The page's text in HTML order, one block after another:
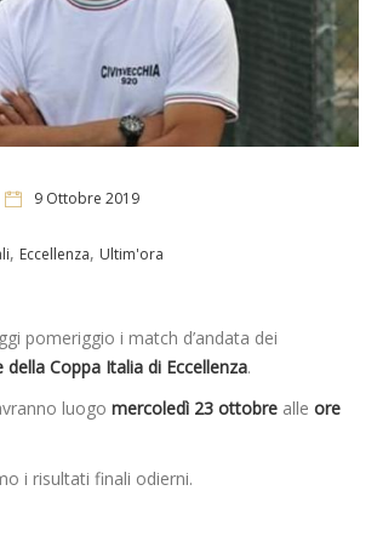
9 Ottobre 2019
, Eccellenza, Ultim'ora
pomeriggio i match d’andata dei
della Coppa Italia di Eccellenza.
luogo mercoledì 23 ottobre alle ore
i risultati finali odierni.